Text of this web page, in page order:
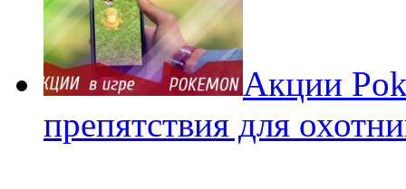
Акции
препятствия для